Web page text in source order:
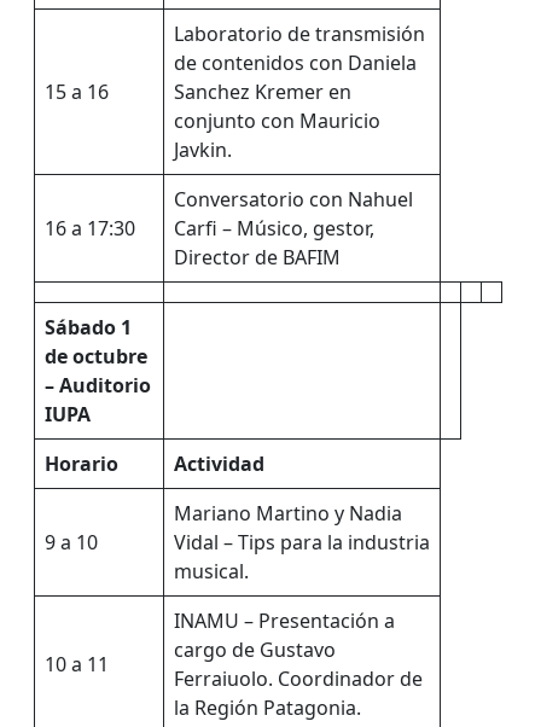
15 a 16
Laboratorio de transmisión
de contenidos con Daniela
Sanchez Kremer en
conjunto con Mauricio
Javkin.
16 a 17:30
Conversatorio con Nahuel
Carfi – Músico, gestor,
Director de BAFIM
Sábado 1
de octubre
– Auditorio
IUPA
Horario
Actividad
9 a 10
Mariano Martino y Nadia
Vidal – Tips para la industria
musical.
10 a 11
INAMU – Presentación a
cargo de Gustavo
Ferraiuolo. Coordinador de
la Región Patagonia.